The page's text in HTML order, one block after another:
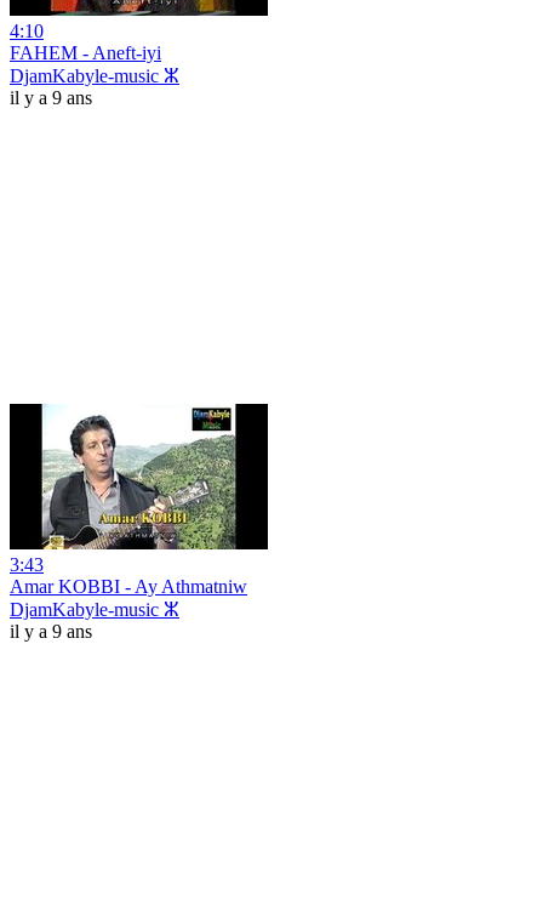
4:10
FAHEM - Aneft-iyi
DjamKabyle-music ⵣ
il y a 9 ans
3:43
Amar KOBBI - Ay Athmatniw
DjamKabyle-music ⵣ
il y a 9 ans